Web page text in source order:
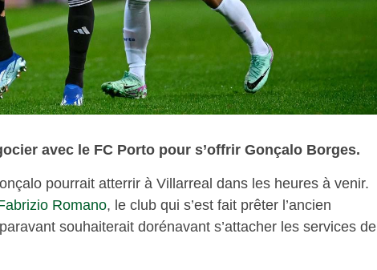
avec le FC Porto pour s’offrir Gonçalo Borges.
pourrait atterrir à Villarreal dans les heures à venir.
Romano, le club qui s’est fait prêter l’ancien
souhaiterait dorénavant s’attacher les services de